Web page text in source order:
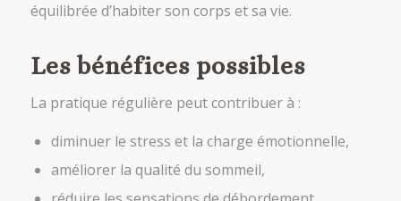
équilibrée d’habiter son corps et sa vie.
Les bénéfices possibles
La pratique régulière peut contribuer à :
diminuer le stress et la charge émotionnelle,
améliorer la qualité du sommeil,